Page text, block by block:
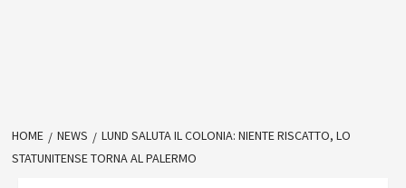
HOME NEWS
LUND SALUTA IL COLONIA: NIENTE RISCATTO, LO
STATUNITENSE TORNA AL PALERMO